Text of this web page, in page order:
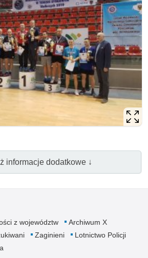
informacje dodatkowe ↓
z województw
Archiwum X
Zaginieni
Lotnictwo Policji